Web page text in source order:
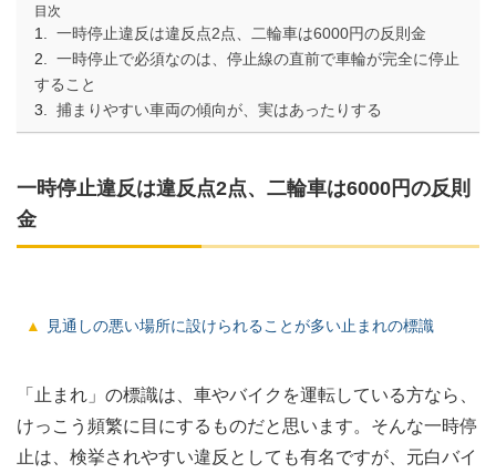
目次
一時停止違反は違反点2点、二輪車は6000円の反則金
一時停止で必須なのは、停止線の直前で車輪が完全に停止
すること
捕まりやすい車両の傾向が、実はあったりする
一時停止違反は違反点2点、二輪車は6000円の反則
金
見通しの悪い場所に設けられることが多い止まれの標識
「止まれ」の標識は、車やバイクを運転している方なら、
けっこう頻繁に目にするものだと思います。そんな一時停
止は、検挙されやすい違反としても有名ですが、元白バイ